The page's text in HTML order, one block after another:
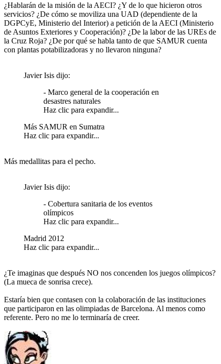
¿Hablarán de la misión de la AECI? ¿Y de lo que hicieron otros
servicios? ¿De cómo se moviliza una UAD (dependiente de la
DGPCyE, Ministerio del Interior) a petición de la AECI (Ministerio
de Asuntos Exteriores y Cooperación)? ¿De la labor de las UREs de
la Cruz Roja? ¿De por qué se habla tanto de que SAMUR cuenta
con plantas potabilizadoras y no llevaron ninguna?
Javier Isis dijo:
- Marco general de la cooperación en
desastres naturales
Haz clic para expandir...
Más SAMUR en Sumatra
Haz clic para expandir...
Más medallitas para el pecho.
Javier Isis dijo:
- Cobertura sanitaria de los eventos
olímpicos
Haz clic para expandir...
Madrid 2012
Haz clic para expandir...
¿Te imaginas que después NO nos concenden los juegos olímpicos?
(La mueca de sonrisa crece).
Estaría bien que contasen con la colaboración de las instituciones
que participaron en las olimpiadas de Barcelona. Al menos como
referente. Pero no me lo terminaría de creer.